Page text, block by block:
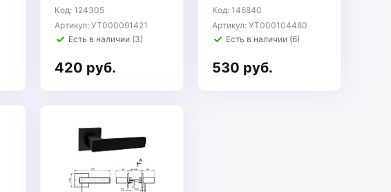
Код: 124305
Артикул: УТ000091421
Есть в наличии (3)
420 руб.
Код: 146840
Артикул: УТ000104480
Есть в наличии (6)
530 руб.